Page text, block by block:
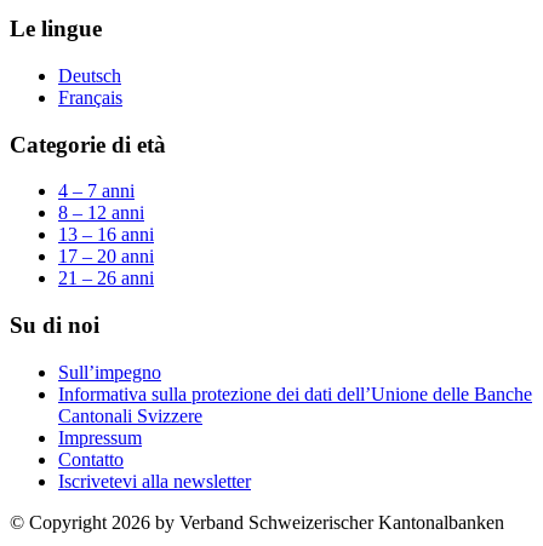
Le lingue
Deutsch
Français
Categorie di età
4 – 7 anni
8 – 12 anni
13 – 16 anni
17 – 20 anni
21 – 26 anni
Su di noi
Sull’impegno
Informativa sulla protezione dei dati dell’Unione delle Banche
Cantonali Svizzere
Impressum
Contatto
Iscrivetevi alla newsletter
© Copyright 2026 by Verband Schweizerischer Kantonalbanken